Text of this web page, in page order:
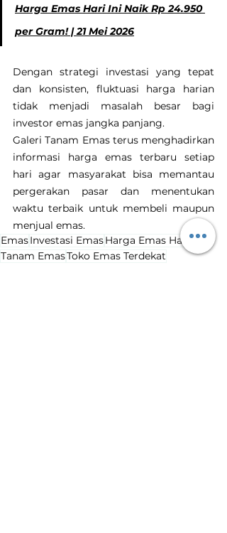
Harga Emas Hari Ini Naik Rp 24.950
per Gram! | 21 Mei 2026
Dengan strategi investasi yang tepat
dan konsisten, fluktuasi harga harian
tidak menjadi masalah besar bagi
investor emas jangka panjang.
Galeri Tanam Emas terus menghadirkan
informasi harga emas terbaru setiap
hari agar masyarakat bisa memantau
pergerakan pasar dan menentukan
waktu terbaik untuk membeli maupun
menjual emas.
EmasInvestasi EmasHarga Emas Hari Ini
Tanam EmasToko Emas Terdekat